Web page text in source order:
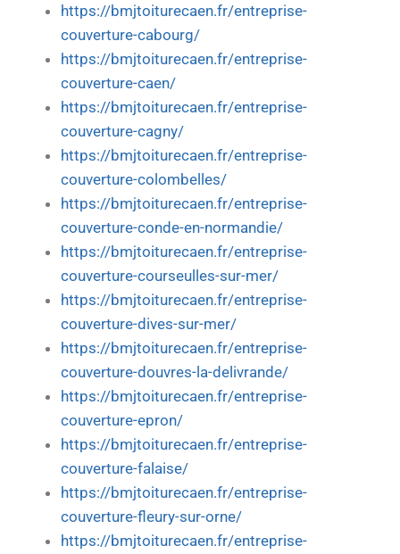
https://bmjtoiturecaen.fr/entreprise-
couverture-cabourg/
https://bmjtoiturecaen.fr/entreprise-
couverture-caen/
https://bmjtoiturecaen.fr/entreprise-
couverture-cagny/
https://bmjtoiturecaen.fr/entreprise-
couverture-colombelles/
https://bmjtoiturecaen.fr/entreprise-
couverture-conde-en-normandie/
https://bmjtoiturecaen.fr/entreprise-
couverture-courseulles-sur-mer/
https://bmjtoiturecaen.fr/entreprise-
couverture-dives-sur-mer/
https://bmjtoiturecaen.fr/entreprise-
couverture-douvres-la-delivrande/
https://bmjtoiturecaen.fr/entreprise-
couverture-epron/
https://bmjtoiturecaen.fr/entreprise-
couverture-falaise/
https://bmjtoiturecaen.fr/entreprise-
couverture-fleury-sur-orne/
https://bmjtoiturecaen.fr/entreprise-